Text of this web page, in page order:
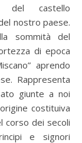
del castello
nostro paese.
sommità del
di epoca
aprendo
Rappresenta
giunte a noi
costituiva
corso dei secoli
e signori